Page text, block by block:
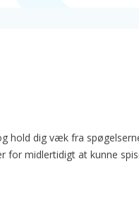
hold dig væk fra
midlertidigt at kunne